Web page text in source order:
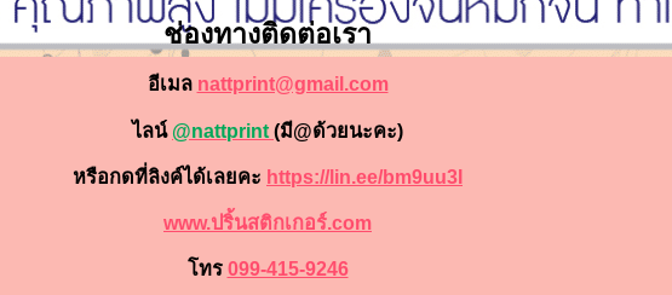
ช่องทางติดต่อเรา
อีเมล nattprint@gmail.com
ไลน์ @nattprint (มี@ด้วยนะคะ)
หรือกดที่ลิงค์ได้เลยคะ https://lin.ee/bm9uu3I
www.ปริ้นสติกเกอร์.com
โทร 099-415-9246